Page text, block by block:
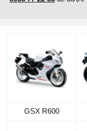
GSX R600